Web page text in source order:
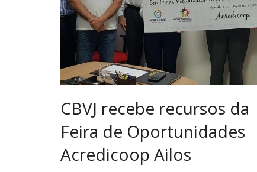
CBVJ recebe recursos da
Feira de Oportunidades
Acredicoop Ailos